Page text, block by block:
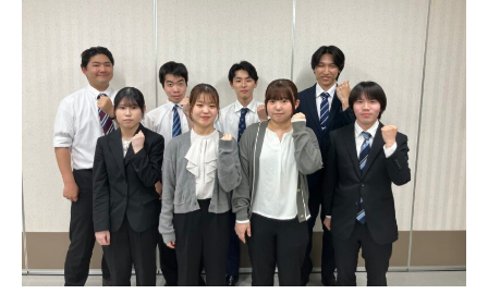
INFORMATION
個人情報保護方針
個人情報の保護に関して
お問い合わせに関する個人情報の取り扱い
採用に関する個人情報の取り扱い
情報セキュリティ方針
品質方針